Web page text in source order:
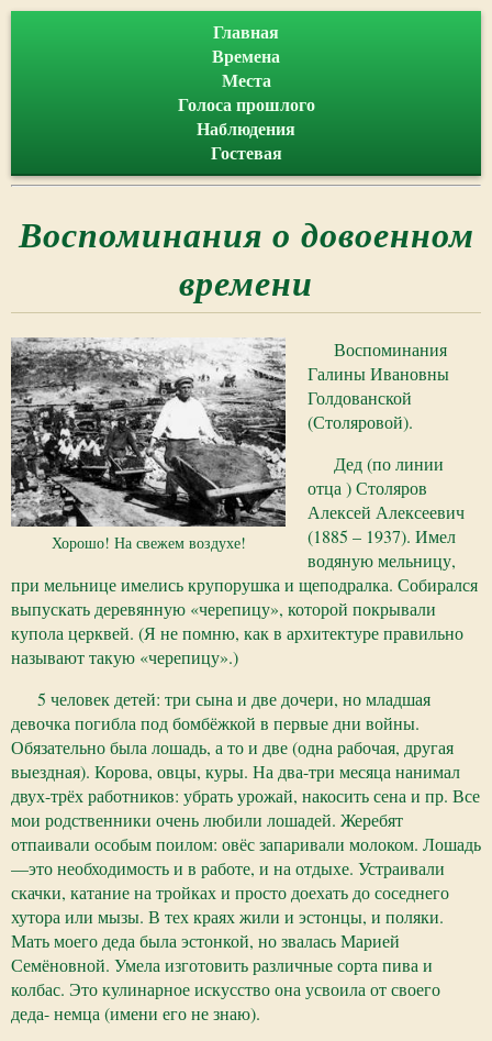
Главная
Времена
Места
Голоса прошлого
Наблюдения
Гостевая
Воспоминания о довоенном
времени
Хорошо! На свежем воздухе!
Воспоминания
Галины Ивановны
Голдованской
(Столяровой).
Дед (по линии
отца ) Столяров
Алексей Алексеевич
(1885 – 1937). Имел
водяную мельницу,
при мельнице имелись крупорушка и щеподралка. Собирался
выпускать деревянную «черепицу», которой покрывали
купола церквей. (Я не помню, как в архитектуре правильно
называют такую «черепицу».)
5 человек детей: три сына и две дочери, но младшая
девочка погибла под бомбёжкой в первые дни войны.
Обязательно была лошадь, а то и две (одна рабочая, другая
выездная). Корова, овцы, куры. На два-три месяца нанимал
двух-трёх работников: убрать урожай, накосить сена и пр. Все
мои родственники очень любили лошадей. Жеребят
отпаивали особым поилом: овёс запаривали молоком. Лошадь
—это необходимость и в работе, и на отдыхе. Устраивали
скачки, катание на тройках и просто доехать до соседнего
хутора или мызы. В тех краях жили и эстонцы, и поляки.
Мать моего деда была эстонкой, но звалась Марией
Семёновной. Умела изготовить различные сорта пива и
колбас. Это кулинарное искусство она усвоила от своего
деда- немца (имени его не знаю).